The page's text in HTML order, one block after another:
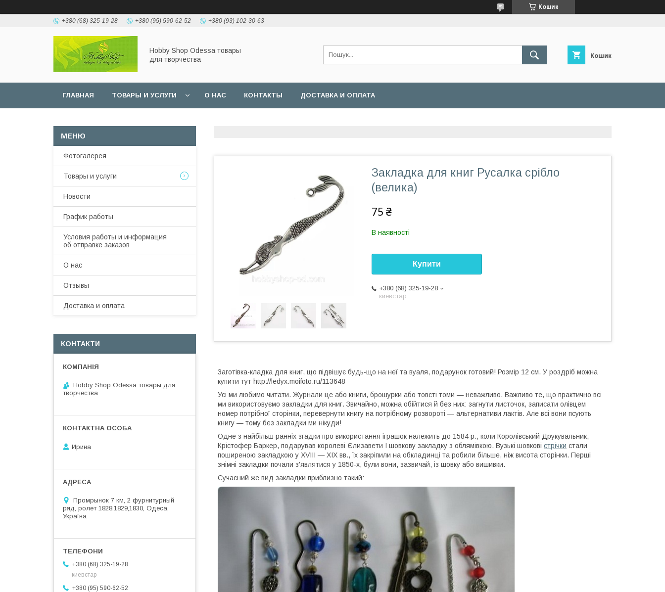
Кошик
+380 (68) 325-19-28 +380 (95) 590-62-52 +380 (93) 102-30-63
Hobbу Shop Odessa товары
для творчества
Кошик
ГЛАВНАЯ ТОВАРЫ И УСЛУГИ О НАС КОНТАКТЫ ДОСТАВКА И ОПЛАТА
Закладка для книг Русалка срібло
(велика)
75 ₴
В наявності
Купити
+380 (68) 325-19-28
киевстар
Заготівка-кладка для книг, що підвішує будь-що на неї та вуаля, подарунок готовий! Розмір 12 см. У роздріб можна
купити тут http://ledyx.moifoto.ru/113648
Усі ми любимо читати. Журнали це або книги, брошурки або товсті томи — неважливо. Важливо те, що практично всі
ми використовуємо закладки для книг. Звичайно, можна обійтися й без них: загнути листочок, записати олівцем
номер потрібної сторінки, перевернути книгу на потрібному розвороті — альтернативи лактів. Але всі вони псують
книгу — тому без закладки ми нікуди!
Одне з найбільш ранніх згадки про використання іграшок належить до 1584 р., коли Королівський Друкувальник,
Крістофер Баркер, подарував королеві Єлизавети I шовкову закладку з облямівкою. Вузькі шовкові стрічки стали
поширеною закладкою у XVIII — XIX вв., їх закріпили на обкладинці та робили більше, ніж висота сторінки. Перші
знімні закладки почали з'являтися у 1850-х, були вони, зазвичай, із шовку або вишивки.
Сучасний же вид закладки приблизно такий:
Фотогалерея
Товары и услуги
Новости
График работы
Условия работы и информация
об отправке заказов
О нас
Отзывы
Доставка и оплата
КОНТАКТИ
Hobby Shop Odessa товары для
творчества
Ирина
Промрынок 7 км, 2 фурнитурный
ряд, ролет 1828.1829,1830, Одеса,
Україна
+380 (68) 325-19-28
киевстар
+380 (95) 590-62-52